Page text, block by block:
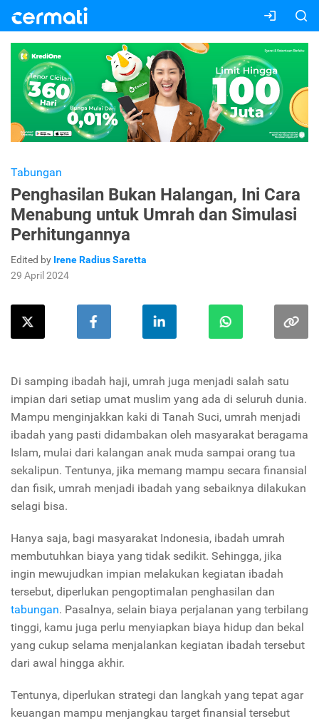
Tabungan
Penghasilan Bukan Halangan, Ini Cara
Menabung untuk Umrah dan Simulasi
Perhitungannya
Edited by Irene Radius Saretta
29 April 2024
Di samping ibadah haji, umrah juga menjadi salah satu
impian dari setiap umat muslim yang ada di seluruh dunia.
Mampu menginjakkan kaki di Tanah Suci, umrah menjadi
ibadah yang pasti didambakan oleh masyarakat beragama
Islam, mulai dari kalangan anak muda sampai orang tua
sekalipun. Tentunya, jika memang mampu secara finansial
dan fisik, umrah menjadi ibadah yang sebaiknya dilakukan
selagi bisa.
Hanya saja, bagi masyarakat Indonesia, ibadah umrah
membutuhkan biaya yang tidak sedikit. Sehingga, jika
ingin mewujudkan impian melakukan kegiatan ibadah
tersebut, diperlukan pengoptimalan penghasilan dan
tabungan. Pasalnya, selain biaya perjalanan yang terbilang
tinggi, kamu juga perlu menyiapkan biaya hidup dan bekal
yang cukup selama menjalankan kegiatan ibadah tersebut
dari awal hingga akhir.
Tentunya, diperlukan strategi dan langkah yang tepat agar
keuangan mampu menjangkau target finansial tersebut